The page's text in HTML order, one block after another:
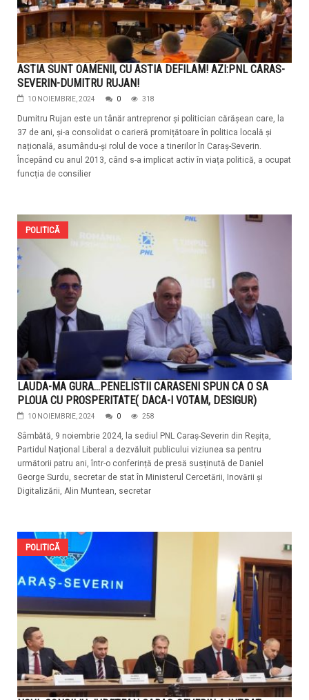
ASTIA SUNT OAMENII, CU ASTIA DEFILAM! AZI:PNL CARAS-
SEVERIN-DUMITRU RUJAN!
10 NOIEMBRIE, 2024 0 318
Dumitru Rujan este un tânăr antreprenor și politician cărășean care, la
37 de ani, și-a consolidat o carieră promițătoare în politica locală și
națională, asumându-și rolul de voce a tinerilor în Caraș-Severin.
Începând cu anul 2013, când s-a implicat activ în viața politică, a ocupat
funcția de consilier
POLITICĂ
LAUDA-MA GURA...PENELISTII CARASENI SPUN CA O SA
PLOUA CU PROSPERITATE( DACA-I VOTAM, DESIGUR)
10 NOIEMBRIE, 2024 0 258
Sâmbătă, 9 noiembrie 2024, la sediul PNL Caraș-Severin din Reșița,
Partidul Național Liberal a dezvăluit publicului viziunea sa pentru
următorii patru ani, într-o conferință de presă susținută de Daniel
George Surdu, secretar de stat în Ministerul Cercetării, Inovării și
Digitalizării, Alin Muntean, secretar
POLITICĂ